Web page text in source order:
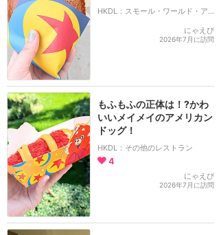
HKDL：スモール・ワールド・アイスクリーム
にゃえぴ
2026年7月に訪問
もふもふの正体は！?かわ
いいメイメイのアメリカン
ドッグ！
HKDL：その他のレストラン
4
にゃえぴ
2026年7月に訪問